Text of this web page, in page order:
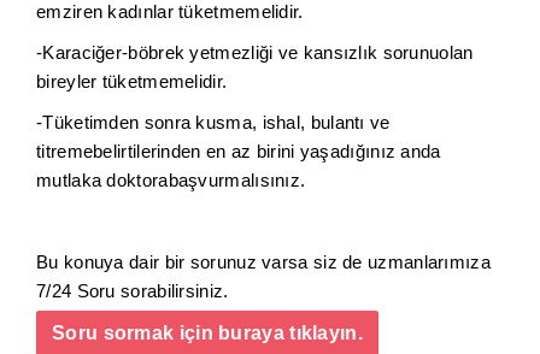
emziren kadınlar tüketmemelidir.
-Karaciğer-böbrek yetmezliği ve kansızlık sorunuolan
bireyler tüketmemelidir.
-Tüketimden sonra kusma, ishal, bulantı ve
titremebelirtilerinden en az birini yaşadığınız anda
mutlaka doktorabaşvurmalısınız.
Bu konuya dair bir sorunuz varsa siz de uzmanlarımıza
7/24 Soru sorabilirsiniz.
Soru sormak için buraya tıklayın.